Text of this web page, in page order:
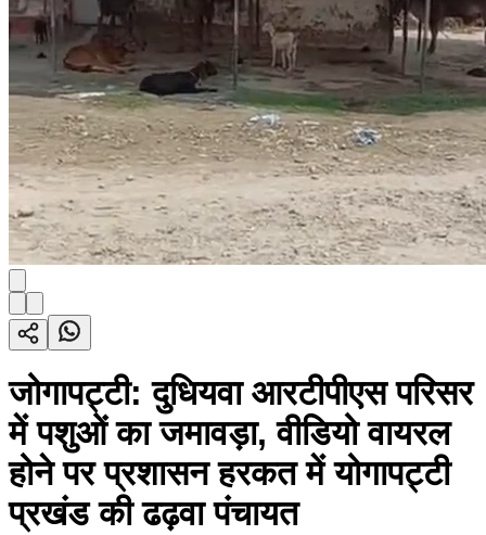
जोगापट्टी: दुधियवा आरटीपीएस परिसर
में पशुओं का जमावड़ा, वीडियो वायरल
होने पर प्रशासन हरकत में योगापट्टी
प्रखंड की ढढ़वा पंचायत